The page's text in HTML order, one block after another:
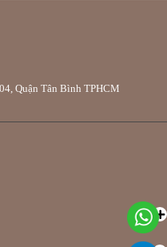
Quận Tân Bình TPHCM